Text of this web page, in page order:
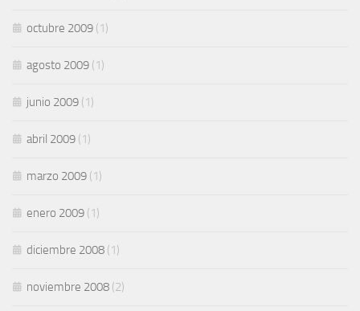
octubre 2009 (1)
agosto 2009 (1)
junio 2009 (1)
abril 2009 (1)
marzo 2009 (1)
enero 2009 (1)
diciembre 2008 (1)
noviembre 2008 (2)